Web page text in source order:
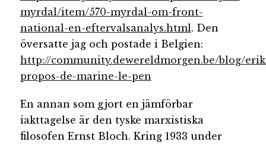
myrdal/item/570-myrdal-om-front-
national-en-eftervalsanalys.html. Den
översatte jag och postade i Belgien:
http://community.dewereldmorgen.be/blog/
propos-de-marine-le-pen
En annan som gjort en jämförbar
iakttagelse är den tyske marxistiska
filosofen Ernst Bloch. Kring 1933 under